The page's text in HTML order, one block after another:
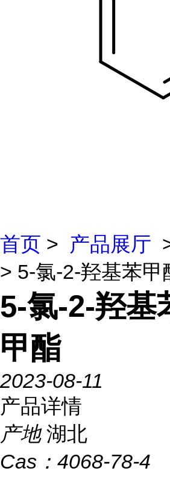
首页 > 产品展厅
> 5-氯-2-羟基苯甲
5-氯-2-羟基
甲酯
2023-08-11
产品详情
产地 湖北
Cas： 4068-78-4